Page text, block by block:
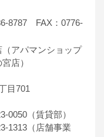
8787 FAX：0776-
アパマンショップ
店）
目701
0050（賃貸部）
1313（店舗事業